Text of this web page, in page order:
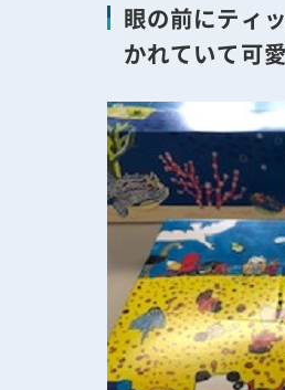
眼の前にティ
かれていて可